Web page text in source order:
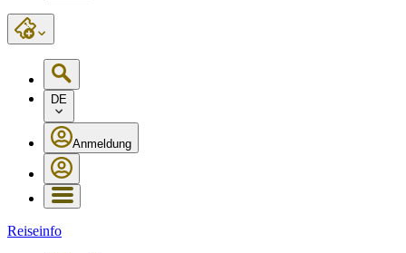
DE
Anmeldung
Reiseinfo